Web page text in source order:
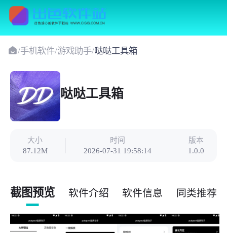
/手机软件/游戏助手/哒哒工具箱
哒哒工具箱
大小
87.12M
时间
2026-07-31 19:58:14
版本
1.0.0
截图预览 软件介绍 软件信息 同类推荐